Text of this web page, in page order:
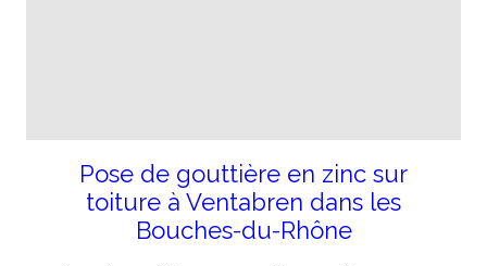
Pose de gouttière en zinc sur
toiture à Ventabren dans les
Bouches-du-Rhône